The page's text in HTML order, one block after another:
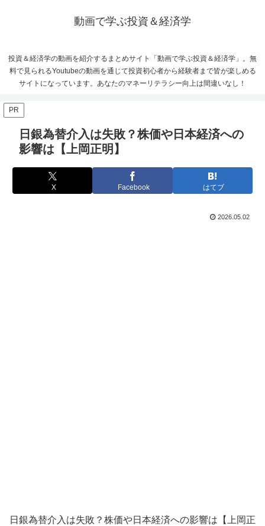
動画で学ぶ投資＆経済学
投資＆経済学の動画を紹介するまとめサイト「動画で学ぶ投資＆経済学」。無
料で見られるYoutubeの動画を通じて投資初心者から経験者まで皆が楽しめる
サイトになっています。あなたのマネーリテラシー向上は間違いなし！
PR
日銀為替介入は失敗？株価や日本経済への
影響は【上岡正明】
X Facebook はてブ
2026.05.02
日銀為替介入は失敗？株価や日本経済への影響は【上岡正